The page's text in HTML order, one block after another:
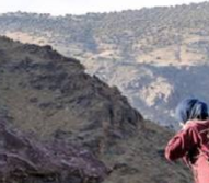
الجهوية للهيئة إلى
وذكر بلاغ للهيئة أن
تم إطلاقها في إطار
إلى التحديث والتحول
خطوة مهمة في […]